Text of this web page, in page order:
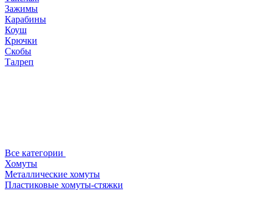
Зажимы
Карабины
Коуш
Крючки
Скобы
Талреп
Все категории
Хомуты
Металлические хомуты
Пластиковые хомуты-стяжки